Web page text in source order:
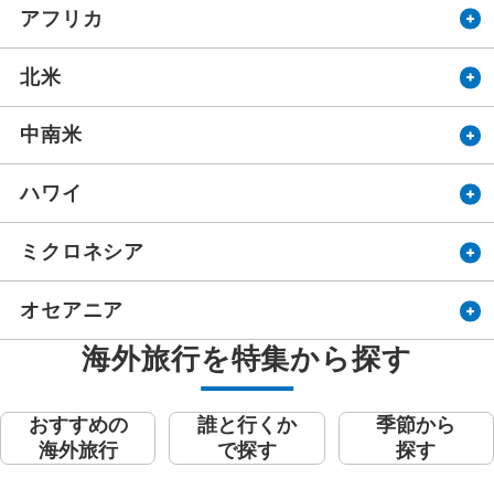
アフリカ
北米
中南米
ハワイ
ミクロネシア
オセアニア
海外旅行を特集から探す
おすすめの
海外旅行
誰と行くか
で探す
季節から
探す